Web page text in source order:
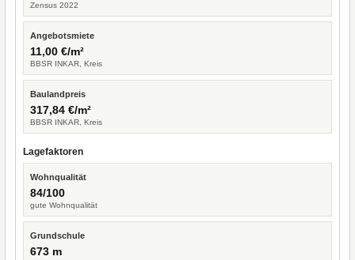
Zensus 2022
Angebotsmiete
11,00 €/m²
BBSR INKAR, Kreis
Baulandpreis
317,84 €/m²
BBSR INKAR, Kreis
Lagefaktoren
Wohnqualität
84/100
gute Wohnqualität
Grundschule
673 m